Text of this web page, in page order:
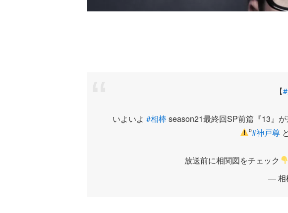
【
いよいよ#相棒 season21最終回SP前篇『13』
⁰#神戸尊 と
放送前に相関図をチェック
— 相